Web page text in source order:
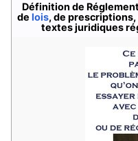
Définition de
de lois, de
textes juridiques